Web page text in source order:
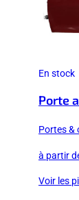
En stock
Porte
Portes &
à partir
Voir les